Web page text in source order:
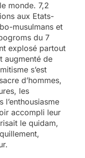
monde. 7,2
aux Etats-
musulmans et
du 7
explosé partout
augmenté de
s’est
d’hommes,
les
accompli leur
le quidam,